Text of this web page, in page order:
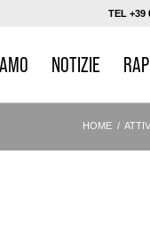
TEL +39
NOTIZIE
HOME /